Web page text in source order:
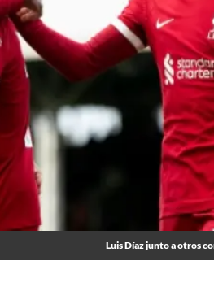
Luis Díaz junto a otros